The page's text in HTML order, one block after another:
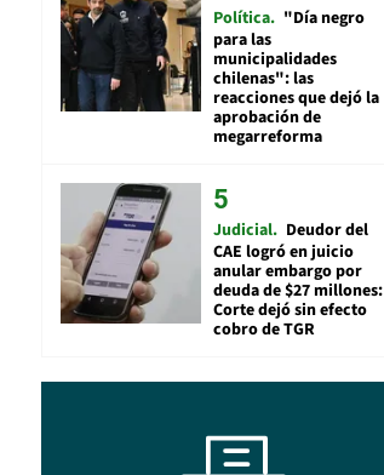
Política "Día negro
para las
municipalidades
chilenas": las
reacciones que dejó la
aprobación de
megarreforma
Judicial Deudor del
CAE logró en juicio
anular embargo por
deuda de $27 millones:
Corte dejó sin efecto
cobro de TGR